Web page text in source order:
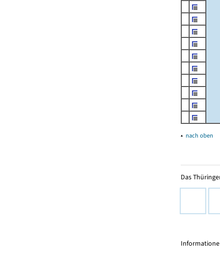
▴ nach oben
Das